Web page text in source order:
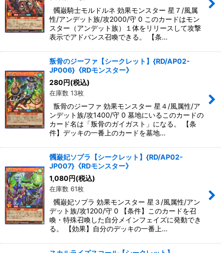
髑巌騎士モルドルネ 効果モンスター 星７/風属
性/アンデット族/攻2000/守 0 このカードはモン
スター（アンデット族）１体をリリースして攻撃
表示でアドバンス召喚できる。 【条…
叛骨のジーファ【シークレット】{RD/AP02-
JP006}《RDモンスター》
280円(税込)
在庫数 13枚
叛骨のジーファ 効果モンスター 星４/風属性/ア
ンデット族/攻1400/守 0 墓地にいるこのカードの
カード名は「叛骨のガイガスト」になる。 【条
件】デッキの一番上のカードを墓地…
髑巌妃ソプラ【シークレット】{RD/AP02-
JP007}《RDモンスター》
1,080円(税込)
在庫数 61枚
髑巌妃ソプラ 効果モンスター 星３/風属性/アン
デット族/攻1200/守 0 【条件】このカードを召
喚・特殊召喚した自分メインフェイズに発動でき
る。 【効果】自分のデッキの一番上…